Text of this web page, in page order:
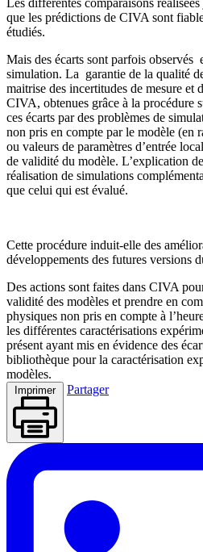
que les prédictions de CIVA sont
étudiés.
Mais des écarts sont parfois observés
simulation. La garantie de la qualité
maitrise des incertitudes de mesure et
CIVA, obtenues grâce à la procédure
ces écarts par des problèmes de
non pris en compte par le modèle (en
ou valeurs de paramètres d’entrée
de validité du modèle. L’explication
réalisation de simulations
que celui qui est évalué.
Cette procédure induit-elle des
développements des futures versions
Des actions sont faites dans CIVA
validité des modèles et prendre en
physiques non pris en compte à
les différentes caractérisations
présent ayant mis en évidence des
bibliothèque pour la caractérisation
modèles.
Imprimer Partager